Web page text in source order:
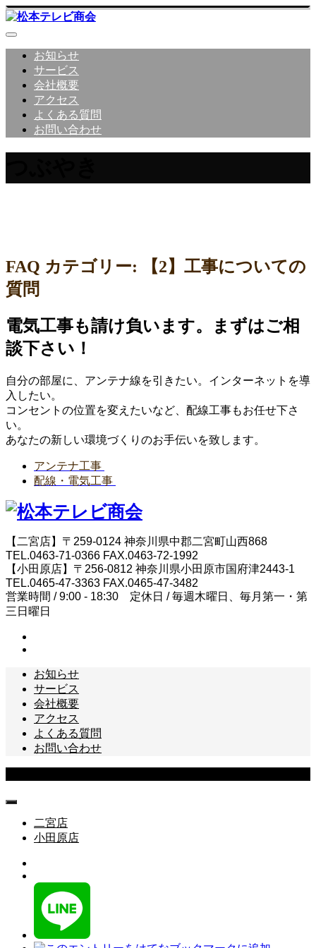
お知らせ
サービス
会社概要
アクセス
よくある質問
お問い合わせ
FAQ カテゴリー:
【2】工事についての
質問
電気工事も請け負います。まずはご相
談下さい！
自分の部屋に、アンテナ線を引きたい。インターネットを導
入したい。
コンセントの位置を変えたいなど、配線工事もお任せ下さ
い。
あなたの新しい環境づくりのお手伝いを致します。
アンテナ工事
配線・電気工事
【二宮店】〒259-0124 神奈川県中郡二宮町山西868
TEL.0463-71-0366 FAX.0463-72-1992
【小田原店】〒256-0812 神奈川県小田原市国府津2443-1
TEL.0465-47-3363 FAX.0465-47-3482
営業時間 / 9:00 - 18:30 定休日 / 毎週木曜日、毎月第一・第
三日曜日
お知らせ
サービス
会社概要
アクセス
よくある質問
お問い合わせ
二宮店
小田原店